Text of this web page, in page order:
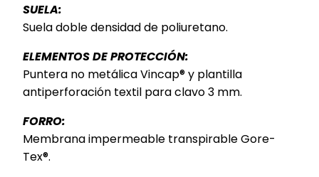
SUELA:
Suela doble densidad de poliuretano.
ELEMENTOS DE PROTECCIÓN:
Puntera no metálica Vincap® y plantilla
antiperforación textil para clavo 3 mm.
FORRO:
Membrana impermeable transpirable Gore-
Tex®.